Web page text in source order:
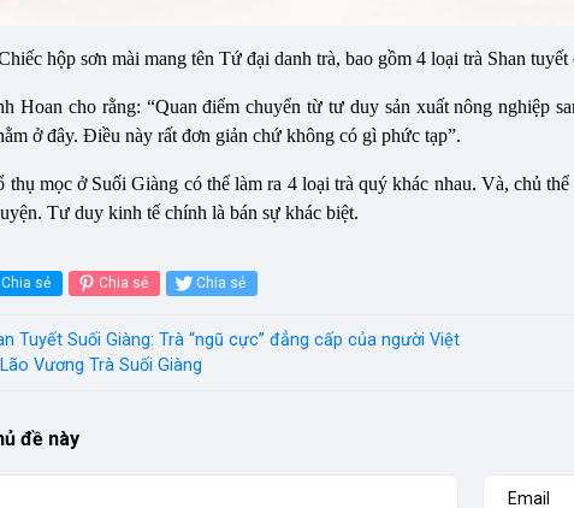
hộp sơn mài mang tên Tứ đại danh trà, bao gồm 4 loại trà Shan
Hoan cho rằng: “Quan điểm chuyển từ tư duy sản xuất nông nghiệp
ở đây. Điều này rất đơn giản chứ không có gì phức tạp”.
thụ mọc ở Suối Giàng có thể làm ra 4 loại trà quý khác nhau. Và, chủ
Tư duy kinh tế chính là bán sự khác biệt.
Chia sẻ Chia sẻ Chia sẻ
Tuyết Suối Giàng: Trà “ngũ cực” đẳng cấp của người Việt
Vương Trà Suối Giàng
đề này